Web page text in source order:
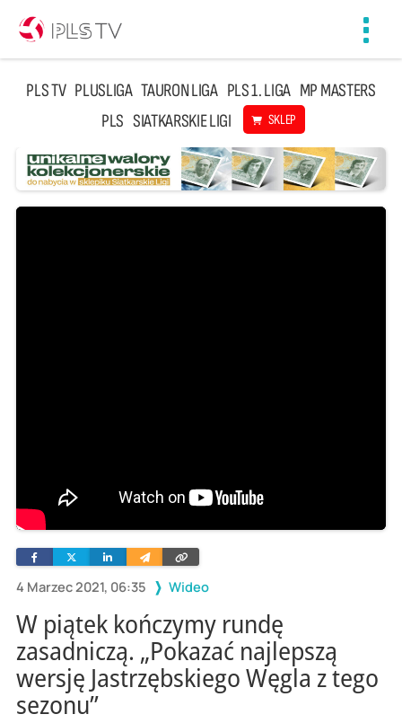
PLS TV PLUSLIGA TAURON LIGA PLS 1. LIGA MP MASTERS
PLS SIATKARSKIE LIGI SKLEP
4 Marzec 2021, 06:35 Wideo
FacebookTwitterLinkedinWyślij
e-
Skopiuj
link
W piątek kończymy rundę
zasadniczą. „Pokazać najlepszą
wersję Jastrzębskiego Węgla z tego
sezonu”